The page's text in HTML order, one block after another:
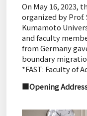
On May 16, 2023,
organized by Prof.
Kumamoto
and faculty
from Germany
boundary
*FAST: Faculty of
■Opening